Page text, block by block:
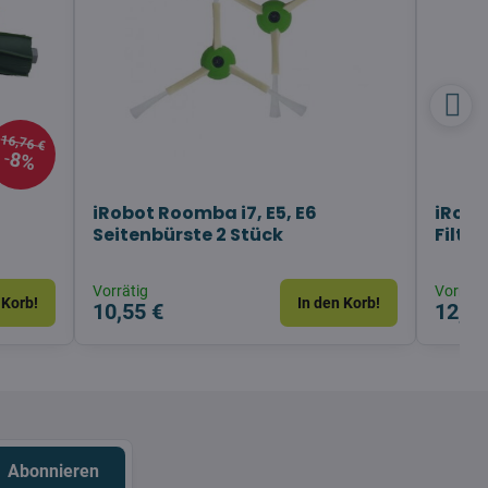
16,76 €
8%
iRobot Roomba i7, E5, E6
Seitenbürste 2 Stück
Vorrätig
10,55 € In den Korb!
Filter
Abonnieren